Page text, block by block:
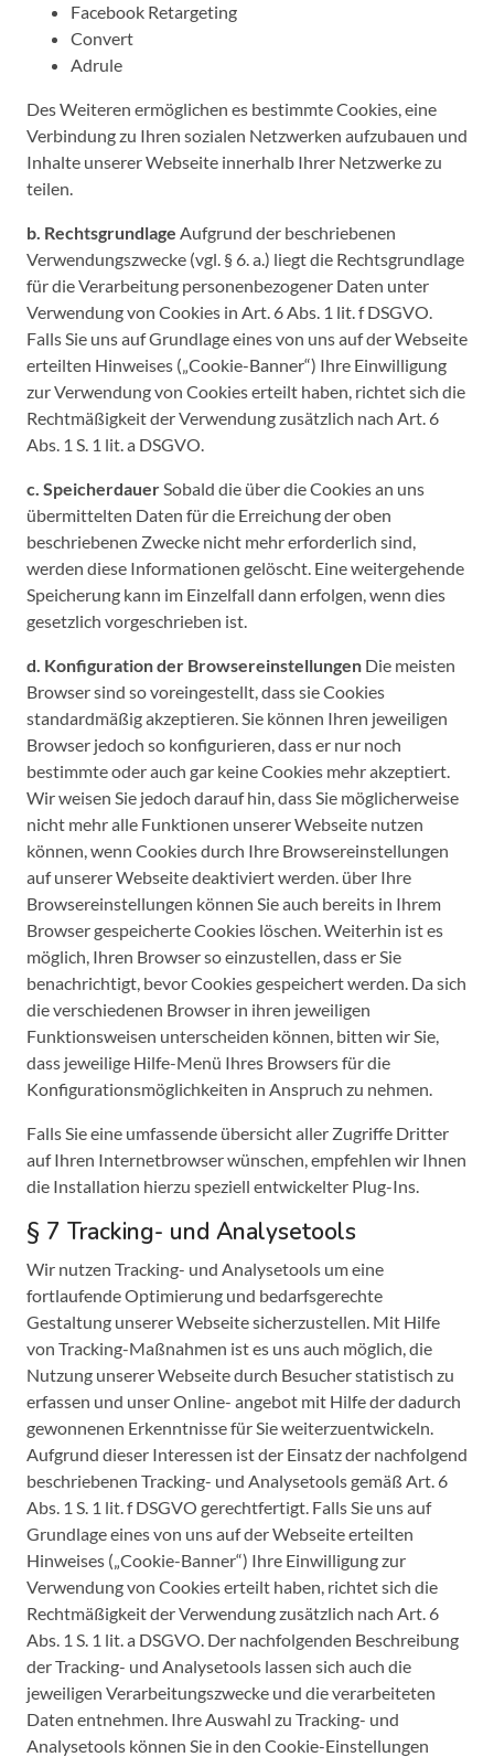
Facebook Retargeting
Convert
Adrule
Des Weiteren ermöglichen es bestimmte Cookies, eine
Verbindung zu Ihren sozialen Netzwerken aufzubauen und
Inhalte unserer Webseite innerhalb Ihrer Netzwerke zu
teilen.
b. Rechtsgrundlage Aufgrund der beschriebenen
Verwendungszwecke (vgl. § 6. a.) liegt die Rechtsgrundlage
für die Verarbeitung personenbezogener Daten unter
Verwendung von Cookies in Art. 6 Abs. 1 lit. f DSGVO.
Falls Sie uns auf Grundlage eines von uns auf der Webseite
erteilten Hinweises („Cookie-Banner“) Ihre Einwilligung
zur Verwendung von Cookies erteilt haben, richtet sich die
Rechtmäßigkeit der Verwendung zusätzlich nach Art. 6
Abs. 1 S. 1 lit. a DSGVO.
c. SpeicherdauerSobald die über die Cookies an uns
übermittelten Daten für die Erreichung der oben
beschriebenen Zwecke nicht mehr erforderlich sind,
werden diese Informationen gelöscht. Eine weitergehende
Speicherung kann im Einzelfall dann erfolgen, wenn dies
gesetzlich vorgeschrieben ist.
d. Konfiguration der Browsereinstellungen Die meisten
Browser sind so voreingestellt, dass sie Cookies
standardmäßig akzeptieren. Sie können Ihren jeweiligen
Browser jedoch so konfigurieren, dass er nur noch
bestimmte oder auch gar keine Cookies mehr akzeptiert.
Wir weisen Sie jedoch darauf hin, dass Sie möglicherweise
nicht mehr alle Funktionen unserer Webseite nutzen
können, wenn Cookies durch Ihre Browsereinstellungen
auf unserer Webseite deaktiviert werden. über Ihre
Browsereinstellungen können Sie auch bereits in Ihrem
Browser gespeicherte Cookies löschen. Weiterhin ist es
möglich, Ihren Browser so einzustellen, dass er Sie
benachrichtigt, bevor Cookies gespeichert werden. Da sich
die verschiedenen Browser in ihren jeweiligen
Funktionsweisen unterscheiden können, bitten wir Sie,
dass jeweilige Hilfe-Menü Ihres Browsers für die
Konfigurationsmöglichkeiten in Anspruch zu nehmen.
Falls Sie eine umfassende übersicht aller Zugriffe Dritter
auf Ihren Internetbrowser wünschen, empfehlen wir Ihnen
die Installation hierzu speziell entwickelter Plug-Ins.
§ 7 Tracking- und Analysetools
Wir nutzen Tracking- und Analysetools um eine
fortlaufende Optimierung und bedarfsgerechte
Gestaltung unserer Webseite sicherzustellen. Mit Hilfe
von Tracking-Maßnahmen ist es uns auch möglich, die
Nutzung unserer Webseite durch Besucher statistisch zu
erfassen und unser Online- angebot mit Hilfe der dadurch
gewonnenen Erkenntnisse für Sie weiterzuentwickeln.
Aufgrund dieser Interessen ist der Einsatz der nachfolgend
beschriebenen Tracking- und Analysetools gemäß Art. 6
Abs. 1 S. 1 lit. f DSGVO gerechtfertigt. Falls Sie uns auf
Grundlage eines von uns auf der Webseite erteilten
Hinweises („Cookie-Banner“) Ihre Einwilligung zur
Verwendung von Cookies erteilt haben, richtet sich die
Rechtmäßigkeit der Verwendung zusätzlich nach Art. 6
Abs. 1 S. 1 lit. a DSGVO. Der nachfolgenden Beschreibung
der Tracking- und Analysetools lassen sich auch die
jeweiligen Verarbeitungszwecke und die verarbeiteten
Daten entnehmen. Ihre Auswahl zu Tracking- und
Analysetools können Sie in den Cookie-Einstellungen